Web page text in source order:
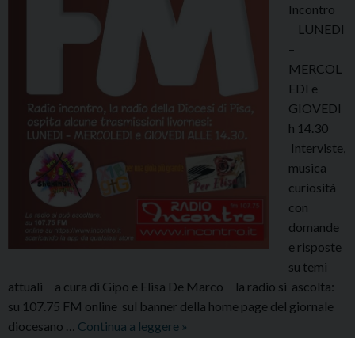
Incontro
LUNEDI
–
MERCOL
EDI e
GIOVEDI
h 14.30
Interviste,
musica
curiosità
con
domande
e risposte
su temi
attuali a cura di Gipo e Elisa De Marco la radio si ascolta:
su 107.75 FM online sul banner della home page del giornale
diocesano … Continua a leggere AAA.:
»